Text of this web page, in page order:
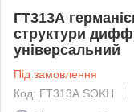
ГТ313А
структури
універсальний
Під замовлення
Код: ГТ313А SOKH